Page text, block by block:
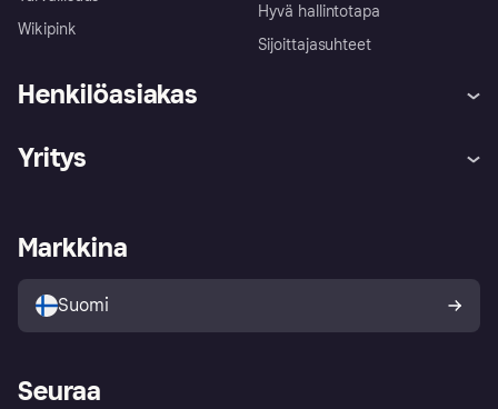
Wikipink
Hyvä hallintotapa
Sijoittajasuhteet
Henkilöasiakas
Kirjaudu sisään
Tutustu kauppoihin
Ostajan turva
Yritys
Kirjaudu sisään yrityksenä
Markkina
Suomi
Seuraa